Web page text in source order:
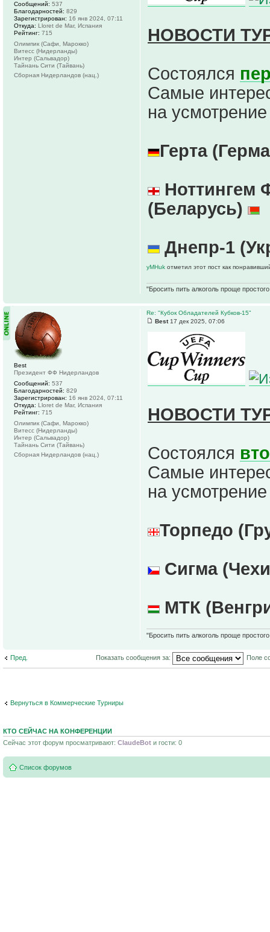
НОВОСТИ
Состоялся
Самые
на
Герта
Ноттингем
(Беларусь)
Днепр-1
yMHuk отметил этот пост как
"Бросить пить алкоголь проще
Сообщений: 537
Благодарностей: 829
Зарегистрирован: 16 янв 2024, 07:11
Откуда: Lloret de Mar, Испания
Рейтинг: 715
Олимпик (Сафи, Марокко)
Витесс (Нидерланды)
Интер (Сальвадор)
Тайнань Сити (Тайвань)
Сборная Нидерландов (нац.)
Re: "Кубок Обладателей Кубков-15"
Best17 дек 2025, 07:06
НОВОСТИ
Состоялся
Самые
на
Торпедо
Сигма
МТК
"Бросить пить алкоголь проще
Best
Президент ФФ Нидерландов
Сообщений: 537
Благодарностей: 829
Зарегистрирован: 16 янв 2024, 07:11
Откуда: Lloret de Mar, Испания
Рейтинг: 715
Олимпик (Сафи, Марокко)
Витесс (Нидерланды)
Интер (Сальвадор)
Тайнань Сити (Тайвань)
Сборная Нидерландов (нац.)
Пред. Показать сообщения за: Поле
Вернуться в Коммерческие Турниры
КТО СЕЙЧАС НА КОНФЕРЕНЦИИ
Сейчас этот форум просматривают: ClaudeBot и гости: 0
Список форумов